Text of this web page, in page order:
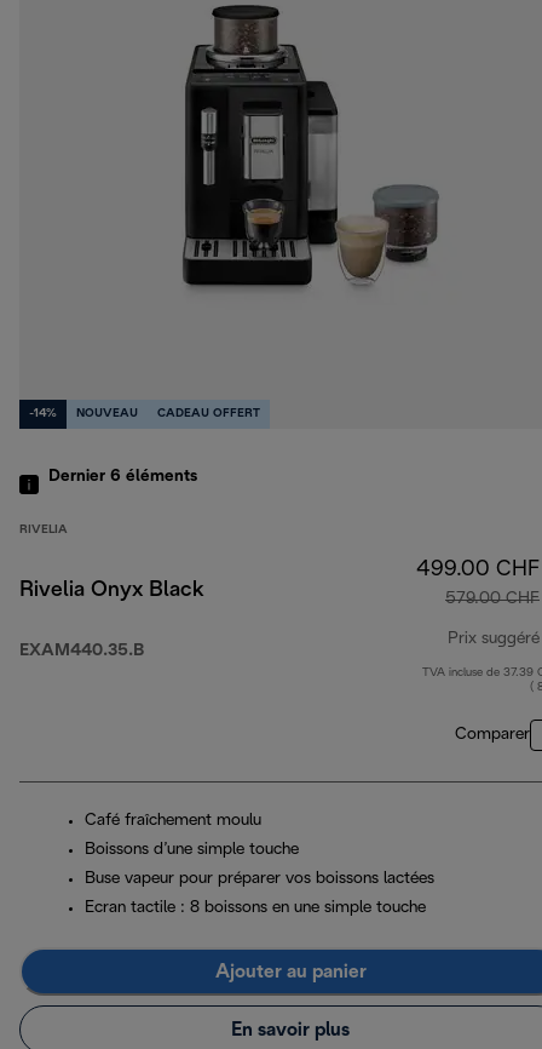
-14% NOUVEAU CADEAU OFFERT
Dernier 6 éléments
RIVELIA
Rivelia Onyx Black
EXAM440.35.B
499.00 CHF
579.00 CHF
Prix suggéré
TVA incluse de 37.39
(
Comparer
Café fraîchement moulu
Boissons d’une simple touche
Buse vapeur pour préparer vos boissons lactées
Ecran tactile : 8 boissons en une simple touche
Ajouter au panier
En savoir plus